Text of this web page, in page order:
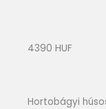
4390 HUF
Hortobágyi